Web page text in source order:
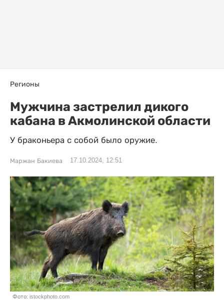
Регионы
Мужчина застрелил дикого
кабана в Акмолинской области
У браконьера с собой было оружие.
Маржан Бакиева 17.10.2024, 12:51
Фото: istockphoto.com